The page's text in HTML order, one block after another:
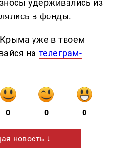
удерживались из
в фонды.
уже в твоем
на телеграм-
0 0 0
новость ↓